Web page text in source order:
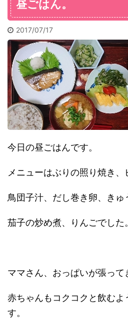
昼ごはん。
2017/07/17
今日の昼ごはんです。
メニューはぶりの照り焼き
鳥団子汁、だし巻き卵、きゅ
茄子の炒め煮、りんごでした。
ママさん、おっぱいが張って
赤ちゃんもコクコクと飲むよ
す。